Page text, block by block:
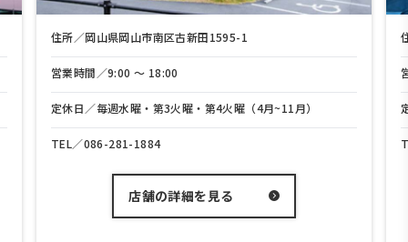
住所／岡山県岡山市南区古新田1595-1
営業時間／9:00 〜 18:00
定休日／毎週水曜・第3火曜・第4火曜（4月~11月）
TEL／086-281-1884
店舗の詳細を見る